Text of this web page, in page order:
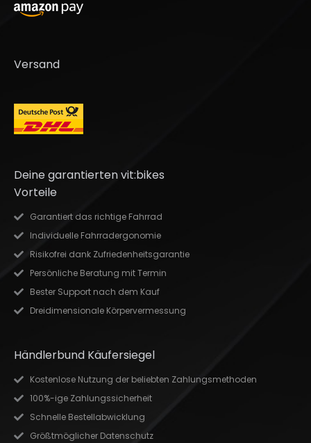
Versand
Deine garantierten vit:bikes
Vorteile
Garantiert das richtige Fahrrad
Individuelle Fahrradergonomie
Risikofrei dank Zufriedenheitsgarantie
Persönliche Beratung mit Termin
Bester Support nach dem Kauf
Dreidimensionale Körpervermessung
Händlerbund Käufersiegel
Kostenlose Nutzung der beliebten Zahlungsmethoden
100%-ige Zahlungssicherheit
Schnelle Bestellabwicklung
Größtmöglicher Datenschutz